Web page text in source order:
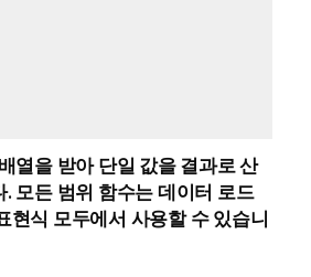
열을 받아 단일 값을 결과로 산
모든 범위 함수는 데이터 로드
현식 모두에서 사용할 수 있습니